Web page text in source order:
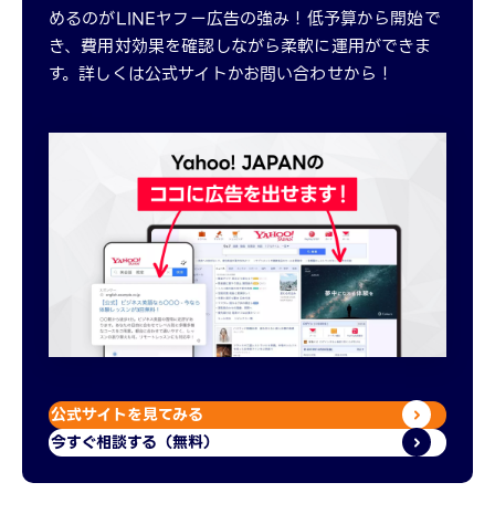
めるのがLINEヤフー広告の強み！低予算から開始で
き、費用対効果を確認しながら柔軟に運用ができま
す。詳しくは公式サイトかお問い合わせから！
公式サイトを見てみる
今すぐ相談する（無料）